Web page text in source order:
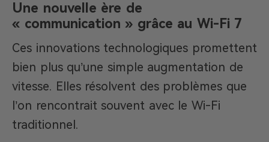
Une nouvelle ère de
« communication » grâce au Wi-Fi 7
Ces innovations technologiques promettent
bien plus qu’une simple augmentation de
vitesse. Elles résolvent des problèmes que
l’on rencontrait souvent avec le Wi-Fi
traditionnel.